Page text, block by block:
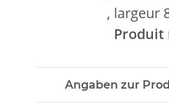
, largeur
Produit
Angaben zur